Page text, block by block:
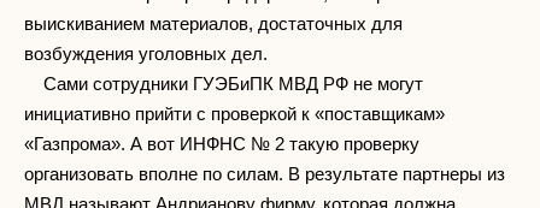
выискиванием материалов, достаточных для
возбуждения уголовных дел.
Сами сотрудники ГУЭБиПК МВД РФ не могут
инициативно прийти с проверкой к «поставщикам»
«Газпрома». А вот ИНФНС № 2 такую проверку
организовать вполне по силам. В результате партнеры из
МВД называют Андрианову фирму, которая должна